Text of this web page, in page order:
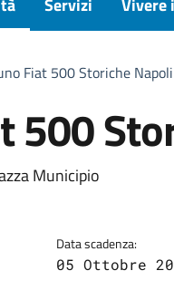
Servizi Vivere
Fiat 500 Storiche
500
Municipio
Data scadenza:
05 Ottobre